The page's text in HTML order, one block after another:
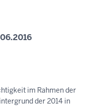
im Rahmen der
der 2014 in